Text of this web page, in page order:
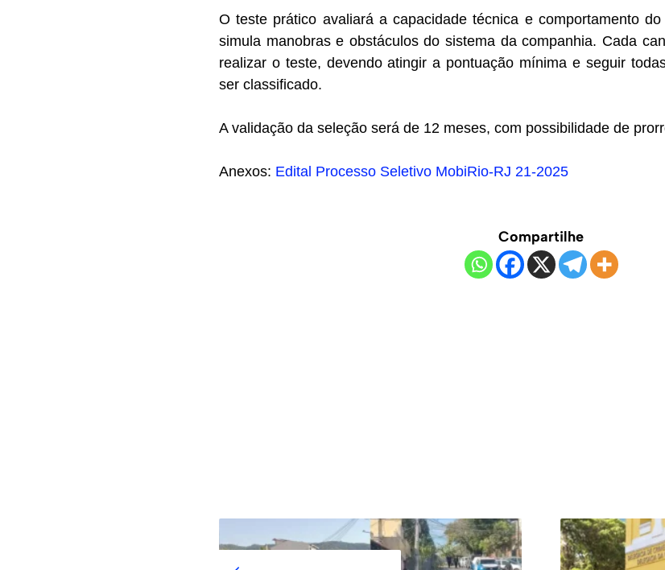
O teste prático avaliará a capacidade técnica e comportamento
simula manobras e obstáculos do sistema da companhia. Cada
realizar o teste, devendo atingir a pontuação mínima e seguir
ser classificado.
A validação da seleção será de 12 meses, com possibilidade de
Anexos: Edital Processo Seletivo MobiRio-RJ 21-2025
Compartilhe